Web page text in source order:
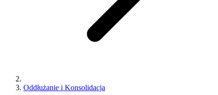
Oddłużanie i Konsolidacja